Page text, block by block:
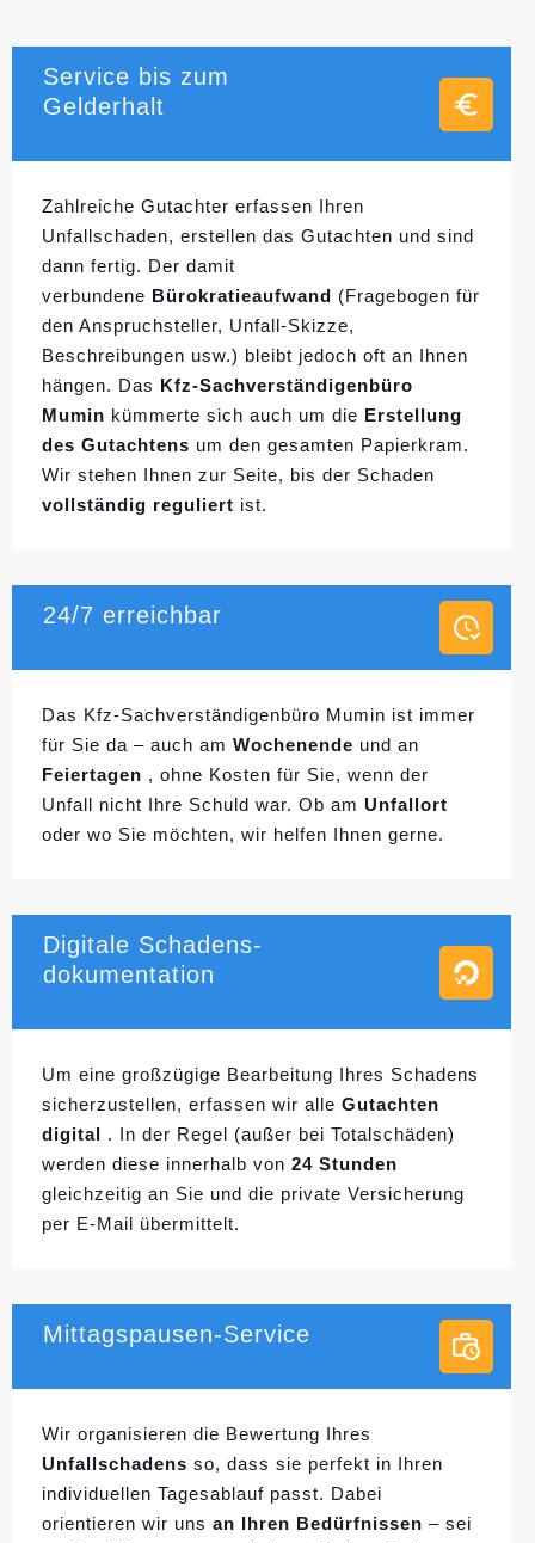
Service bis zum
Gelderhalt
Zahlreiche Gutachter erfassen Ihren
Unfallschaden, erstellen das Gutachten und sind
dann fertig. Der damit
verbundene Bürokratieaufwand (Fragebogen für
den Anspruchsteller, Unfall-Skizze,
Beschreibungen usw.) bleibt jedoch oft an Ihnen
hängen. Das Kfz-Sachverständigenbüro
Mumin kümmerte sich auch um die Erstellung
des Gutachtens um den gesamten Papierkram.
Wir stehen Ihnen zur Seite, bis der Schaden
vollständig reguliert ist.
24/7 erreichbar
Das Kfz-Sachverständigenbüro Mumin ist immer
für Sie da – auch am Wochenende und an
Feiertagen , ohne Kosten für Sie, wenn der
Unfall nicht Ihre Schuld war. Ob am Unfallort
oder wo Sie möchten, wir helfen Ihnen gerne.
Digitale Schadens-
dokumentation
Um eine großzügige Bearbeitung Ihres Schadens
sicherzustellen, erfassen wir alle Gutachten
digital . In der Regel (außer bei Totalschäden)
werden diese innerhalb von 24 Stunden
gleichzeitig an Sie und die private Versicherung
per E-Mail übermittelt.
Mittagspausen-Service
Wir organisieren die Bewertung Ihres
Unfallschadens so, dass sie perfekt in Ihren
individuellen Tagesablauf passt. Dabei
orientieren wir uns an Ihren Bedürfnissen – sei